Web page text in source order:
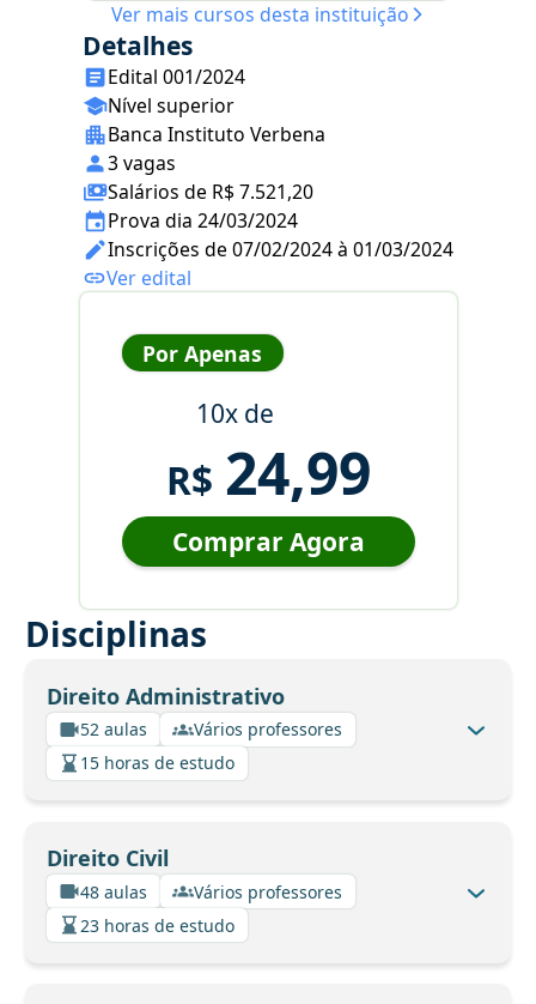
Ver mais cursos desta instituição
Detalhes
Edital 001/2024
Nível superior
Banca Instituto Verbena
3 vagas
Salários de R$ 7.521,20
Prova dia 24/03/2024
Inscrições de 07/02/2024 à 01/03/2024
Ver edital
Por Apenas
10x de
R$ 24,99
Comprar Agora
Disciplinas
Direito Administrativo
52 aulas
Vários professores
15 horas de estudo
Direito Civil
48 aulas
Vários professores
23 horas de estudo